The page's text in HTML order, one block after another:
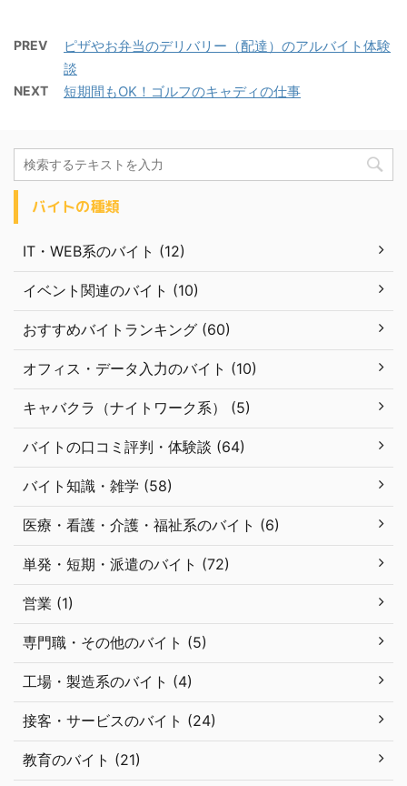
PREV
ピザやお弁当のデリバリー（配達）のアルバイト体験
談
NEXT 短期間もOK！ゴルフのキャディの仕事
バイトの種類
IT・WEB系のバイト (12)
イベント関連のバイト (10)
おすすめバイトランキング (60)
オフィス・データ入力のバイト (10)
キャバクラ（ナイトワーク系） (5)
バイトの口コミ評判・体験談 (64)
バイト知識・雑学 (58)
医療・看護・介護・福祉系のバイト (6)
単発・短期・派遣のバイト (72)
営業 (1)
専門職・その他のバイト (5)
工場・製造系のバイト (4)
接客・サービスのバイト (24)
教育のバイト (21)